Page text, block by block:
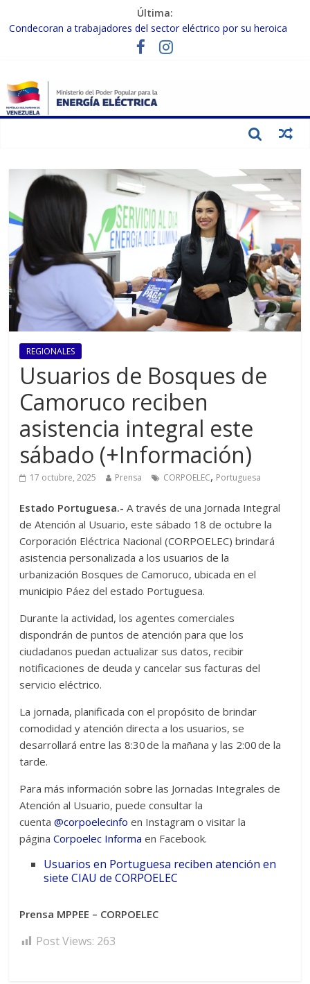
Última:
Condecoran a trabajadores del sector eléctrico por su heroica
labor tras el doble sismo del 24-J
Gobierno Nacional coordina acciones con el sector privado para
Inspeccionan trabajos de rehabilitación en instalaciones del SEN
en Carabobo
Gobierno Nacional activa plan preventivo para fortalecer el SEN
REGIONALES
Usuarios de Bosques de
Camoruco reciben
asistencia integral este
sábado (+Información)
17 octubre, 2025 Prensa CORPOELEC, Portuguesa
Estado Portuguesa.-A través de una Jornada Integral
de Atención al Usuario, este sábado 18 de octubre la
Corporación Eléctrica Nacional (CORPOELEC) brindará
asistencia personalizada a los usuarios de la
urbanización Bosques de Camoruco, ubicada en el
municipio Páez del estado Portuguesa.
Durante la actividad, los agentes comerciales
dispondrán de puntos de atención para que los
ciudadanos puedan actualizar sus datos, recibir
notificaciones de deuda y cancelar sus facturas del
servicio eléctrico.
La jornada, planificada con el propósito de brindar
comodidad y atención directa a los usuarios, se
desarrollará entre las 8:30 de la mañana y las 2:00 de la
tarde.
Para más información sobre las Jornadas Integrales de
Atención al Usuario, puede consultar la
cuenta@corpoelecinfoen Instagram o visitar la
página Corpoelec Informaen Facebook.
Usuarios en Portuguesa reciben atención en
siete CIAU de CORPOELEC
Prensa MPPEE – CORPOELEC
Post Views: 263